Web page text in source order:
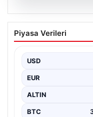
Sahilde
carettayı
Piyasa Verileri
USD
EUR
ALTIN
BTC